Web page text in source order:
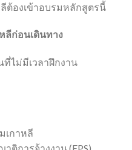
ต้องเข้าอบรมหลักสูตรนี้
ลีก่อนเดินทาง
ที่ไม่มีเวลาฝึกงาน
เกาหลี